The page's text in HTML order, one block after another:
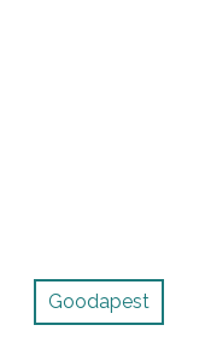
Goodapest